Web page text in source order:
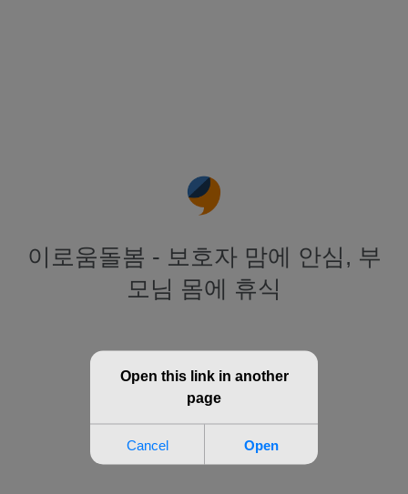
이로움돌봄 - 보호자 맘에 안심, 부
모님 몸에 휴식